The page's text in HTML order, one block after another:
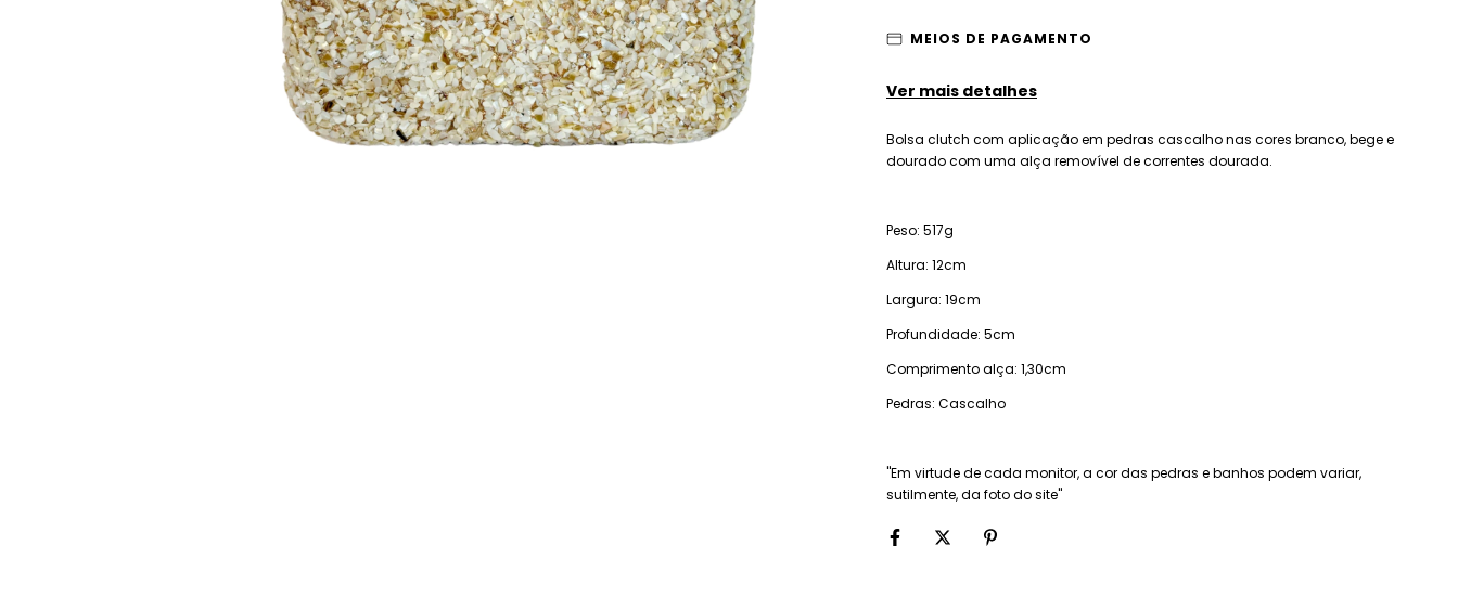
MEIOS DE PAGAMENTO
Ver mais detalhes
Bolsa clutch com aplicação em pedras cascalho nas cores branco, bege e
dourado com uma alça removível de correntes dourada.
Peso: 517g
Altura: 12cm
Largura: 19cm
Profundidade: 5cm
Comprimento alça: 1,30cm
Pedras: Cascalho
"Em virtude de cada monitor, a cor das pedras e banhos podem variar,
sutilmente, da foto do site"